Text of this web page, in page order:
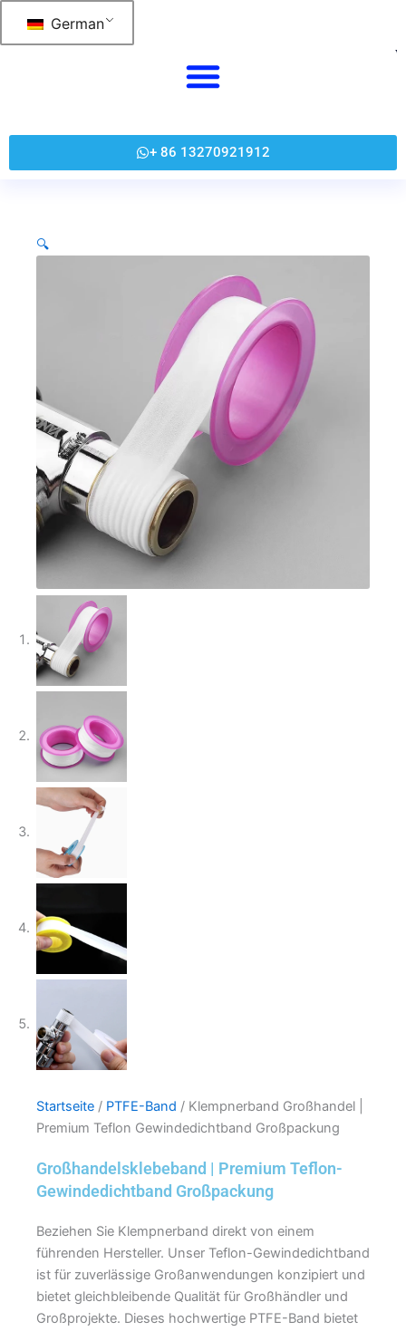
Inhalt
German
+ 86 13270921912
🔍
Startseite / PTFE-Band / Klempnerband Großhandel |
Premium Teflon Gewindedichtband Großpackung
Großhandelsklebeband | Premium Teflon-
Gewindedichtband Großpackung
Beziehen Sie Klempnerband direkt von einem
führenden Hersteller. Unser Teflon-Gewindedichtband
ist für zuverlässige Großanwendungen konzipiert und
bietet gleichbleibende Qualität für Großhändler und
Großprojekte. Dieses hochwertige PTFE-Band bietet